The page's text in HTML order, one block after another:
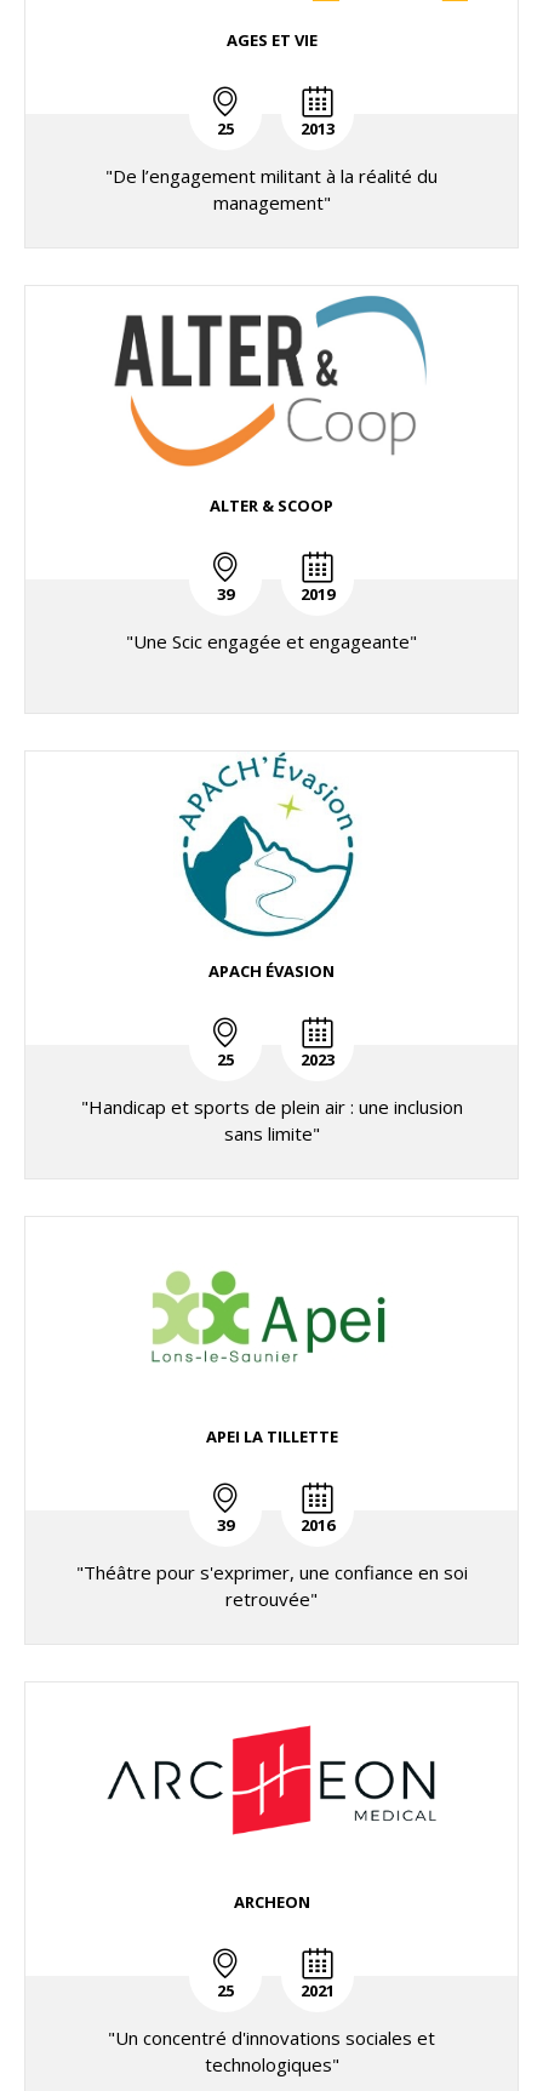
AGES ET VIE
25 2013
"De l’engagement militant à la réalité du
management"
ALTER & SCOOP
39 2019
"Une Scic engagée et engageante"
APACH ÉVASION
25 2023
"Handicap et sports de plein air : une inclusion
sans limite"
APEI LA TILLETTE
39 2016
"Théâtre pour s'exprimer, une confiance en soi
retrouvée"
ARCHEON
25 2021
"Un concentré d'innovations sociales et
technologiques"